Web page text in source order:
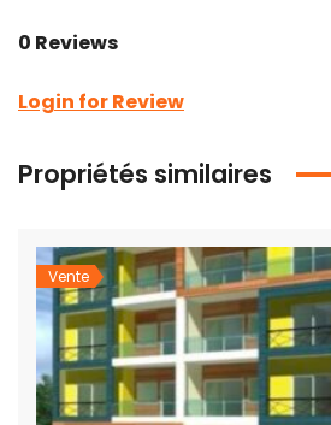
0 Reviews
Login for Review
Propriétés similaires
Vente